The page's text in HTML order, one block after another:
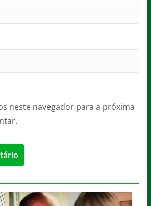
neste navegador para a próxima